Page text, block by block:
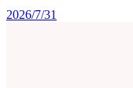
2026/7/31